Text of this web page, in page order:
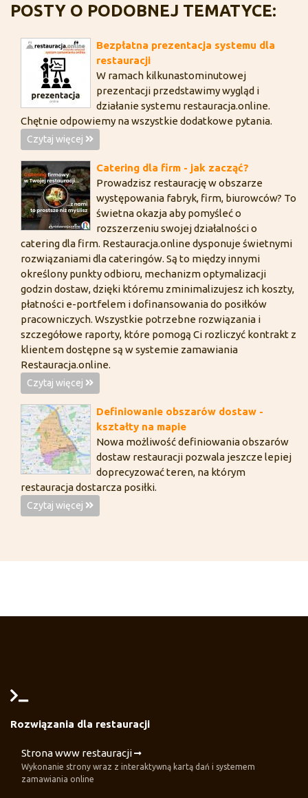
POSTY O PODOBNEJ TEMATYCE:
Bezpłatna prezentacja systemu dla
restauracji
W ramach kilkunastominutowej
prezentacji przedstawimy wygląd i
działanie systemu restauracja.online.
Chętnie odpowiemy na wszystkie dodatkowe pytania.
Czytaj więcej
Catering dla firm - jak zacząć?
Prowadzisz restaurację w obszarze
występowania fabryk, firm, biurowców? To
świetna okazja aby pomyśleć o
rozszerzeniu swojej działalności o
catering dla firm. Restauracja.online dysponuje świetnymi
rozwiązaniami dla cateringów. Są to między innymi
określony punkty odbioru, mechanizm optymalizacji
godzin dostaw, dzięki któremu zminimalizujesz ich koszty,
płatności e-portfelem i dofinansowania do posiłków
pracowniczych. Wszystkie potrzebne rozwiązania i
szczegółowe raporty, które pomogą Ci rozliczyć kontrakt z
klientem dostępne są w systemie zamawiania
Restauracja.online.
Czytaj więcej
Definiowanie obszarów dostaw -
kształty na mapie
Nowa możliwość definiowania obszarów
dostaw restauracji pozwala jeszcze lepiej
doprecyzować teren, na którym
restauracja dostarcza posiłki.
Czytaj więcej
Rozwiązania dla restauracji
Strona www restauracji
Wykonanie strony wraz z interaktywną kartą dań i systemem
zamawiania online